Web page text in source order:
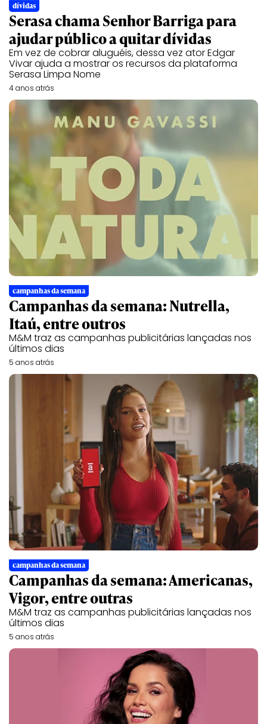
dívidas
Serasa chama Senhor Barriga para
ajudar público a quitar dívidas
Em vez de cobrar aluguéis, dessa vez ator Edgar
Vivar ajuda a mostrar os recursos da plataforma
Serasa Limpa Nome
4 anos atrás
campanhas da semana
Campanhas da semana: Nutrella,
Itaú, entre outros
M&M traz as campanhas publicitárias lançadas nos
últimos dias
5 anos atrás
campanhas da semana
Campanhas da semana: Americanas,
Vigor, entre outras
M&M traz as campanhas publicitárias lançadas nos
últimos dias
5 anos atrás